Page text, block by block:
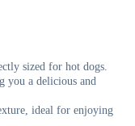
sized for hot dogs.
you a delicious and
ideal for enjoying